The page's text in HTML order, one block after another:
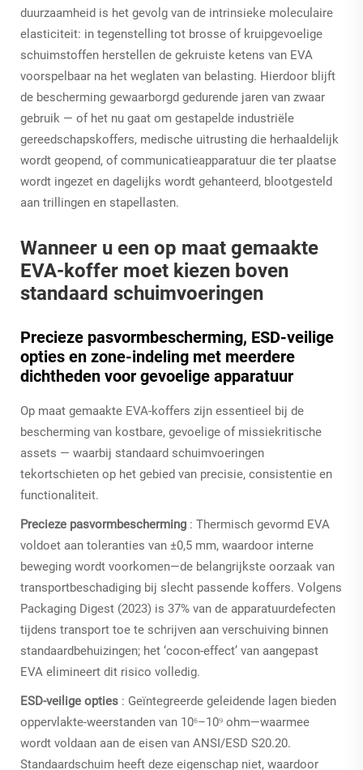
duurzaamheid is het gevolg van de intrinsieke moleculaire
elasticiteit: in tegenstelling tot brosse of kruipgevoelige
schuimstoffen herstellen de gekruiste ketens van EVA
voorspelbaar na het weglaten van belasting. Hierdoor blijft
de bescherming gewaarborgd gedurende jaren van zwaar
gebruik — of het nu gaat om gestapelde industriële
gereedschapskoffers, medische uitrusting die herhaaldelijk
wordt geopend, of communicatieapparatuur die ter plaatse
wordt ingezet en dagelijks wordt gehanteerd, blootgesteld
aan trillingen en stapellasten.
Wanneer u een op maat gemaakte
EVA-koffer moet kiezen boven
standaard schuimvoeringen
Precieze pasvormbescherming, ESD-veilige
opties en zone-indeling met meerdere
dichtheden voor gevoelige apparatuur
Op maat gemaakte EVA-koffers zijn essentieel bij de
bescherming van kostbare, gevoelige of missiekritische
assets — waarbij standaard schuimvoeringen
tekortschieten op het gebied van precisie, consistentie en
functionaliteit.
Precieze pasvormbescherming : Thermisch gevormd EVA
voldoet aan toleranties van ±0,5 mm, waardoor interne
beweging wordt voorkomen—de belangrijkste oorzaak van
transportbeschadiging bij slecht passende koffers. Volgens
Packaging Digest (2023) is 37% van de apparatuurdefecten
tijdens transport toe te schrijven aan verschuiving binnen
standaardbehuizingen; het ‘cocon-effect’ van aangepast
EVA elimineert dit risico volledig.
ESD-veilige opties : Geïntegreerde geleidende lagen bieden
oppervlakte-weerstanden van 10⁶–10⁹ ohm—waarmee
wordt voldaan aan de eisen van ANSI/ESD S20.20.
Standaardschuim heeft deze eigenschap niet, waardoor